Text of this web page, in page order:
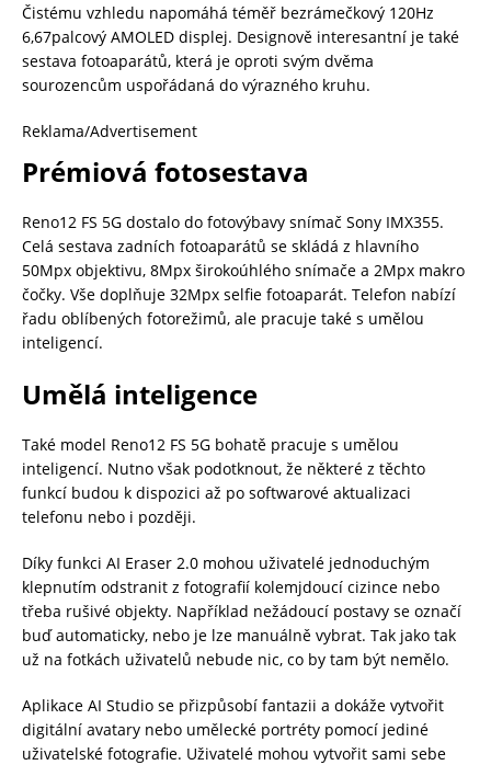
Čistému vzhledu napomáhá téměř bezrámečkový 120Hz
6,67palcový AMOLED displej. Designově interesantní je také
sestava fotoaparátů, která je oproti svým dvěma
sourozencům uspořádaná do výrazného kruhu.
Reklama/Advertisement
Prémiová fotosestava
Reno12 FS 5G dostalo do fotovýbavy snímač Sony IMX355.
Celá sestava zadních fotoaparátů se skládá z hlavního
50Mpx objektivu, 8Mpx širokoúhlého snímače a 2Mpx makro
čočky. Vše doplňuje 32Mpx selfie fotoaparát. Telefon nabízí
řadu oblíbených fotorežimů, ale pracuje také s umělou
inteligencí.
Umělá inteligence
Také model Reno12 FS 5G bohatě pracuje s umělou
inteligencí. Nutno však podotknout, že některé z těchto
funkcí budou k dispozici až po softwarové aktualizaci
telefonu nebo i později.
Díky funkci AI Eraser 2.0 mohou uživatelé jednoduchým
klepnutím odstranit z fotografií kolemjdoucí cizince nebo
třeba rušivé objekty. Například nežádoucí postavy se označí
buď automaticky, nebo je lze manuálně vybrat. Tak jako tak
už na fotkách uživatelů nebude nic, co by tam být nemělo.
Aplikace AI Studio se přizpůsobí fantazii a dokáže vytvořit
digitální avatary nebo umělecké portréty pomocí jediné
uživatelské fotografie. Uživatelé mohou vytvořit sami sebe